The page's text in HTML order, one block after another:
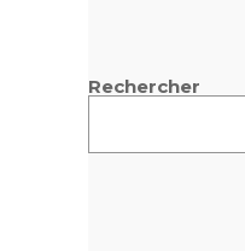
Rechercher